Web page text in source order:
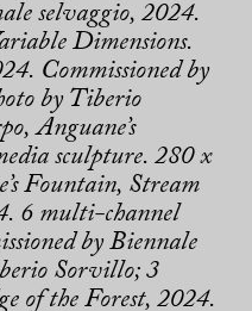
selvaggio, 2024.
Dimensions.
Commissioned by
by Tiberio
Anguane’s
sculpture. 280 x
Fountain, Stream
6 multi-channel
by Biennale
Sorvillo; 3
of the Forest, 2024.